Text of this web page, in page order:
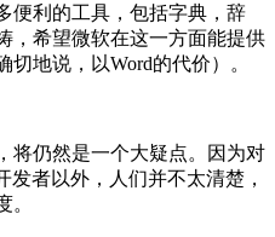
便利的工具，包括字典，辞
，希望微软在这一方面能提供
地说，以Word的代价）。
将仍然是一个大疑点。因为对
发者以外，人们并不太清楚，
。